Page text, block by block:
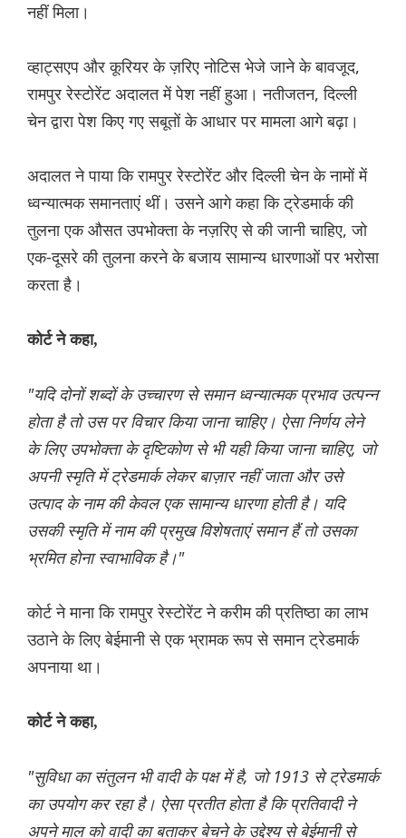
नहीं मिला।
व्हाट्सएप और कूरियर के ज़रिए नोटिस भेजे जाने के बावजूद,
रामपुर रेस्टोरेंट अदालत में पेश नहीं हुआ। नतीजतन, दिल्ली
चेन द्वारा पेश किए गए सबूतों के आधार पर मामला आगे बढ़ा।
अदालत ने पाया कि रामपुर रेस्टोरेंट और दिल्ली चेन के नामों में
ध्वन्यात्मक समानताएं थीं। उसने आगे कहा कि ट्रेडमार्क की
तुलना एक औसत उपभोक्ता के नज़रिए से की जानी चाहिए, जो
एक-दूसरे की तुलना करने के बजाय सामान्य धारणाओं पर भरोसा
करता है।
कोर्ट ने कहा,
"यदि दोनों शब्दों के उच्चारण से समान ध्वन्यात्मक प्रभाव उत्पन्न
होता है तो उस पर विचार किया जाना चाहिए। ऐसा निर्णय लेने
के लिए उपभोक्ता के दृष्टिकोण से भी यही किया जाना चाहिए, जो
अपनी स्मृति में ट्रेडमार्क लेकर बाज़ार नहीं जाता और उसे
उत्पाद के नाम की केवल एक सामान्य धारणा होती है। यदि
उसकी स्मृति में नाम की प्रमुख विशेषताएं समान हैं तो उसका
भ्रमित होना स्वाभाविक है।"
कोर्ट ने माना कि रामपुर रेस्टोरेंट ने करीम की प्रतिष्ठा का लाभ
उठाने के लिए बेईमानी से एक भ्रामक रूप से समान ट्रेडमार्क
अपनाया था।
कोर्ट ने कहा,
"सुविधा का संतुलन भी वादी के पक्ष में है, जो 1913 से ट्रेडमार्क
का उपयोग कर रहा है। ऐसा प्रतीत होता है कि प्रतिवादी ने
अपने माल को वादी का बताकर बेचने के उद्देश्य से बेईमानी से